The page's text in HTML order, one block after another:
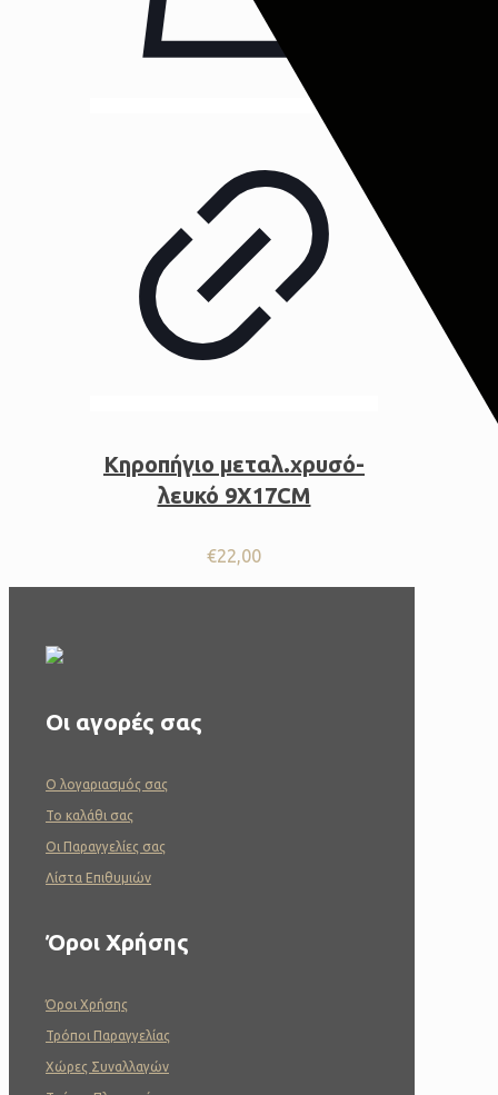
Κηροπήγιο μεταλ.χρυσό-
λευκό 9Χ17CM
€22,00
Οι αγορές σας
O λογαριασμός σας
To καλάθι σας
Οι Παραγγελίες σας
Λίστα Επιθυμιών
Όροι Χρήσης
Όροι Χρήσης
Τρόποι Παραγγελίας
Χώρες Συναλλαγών